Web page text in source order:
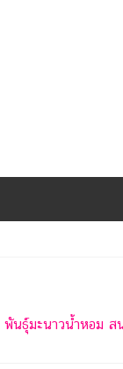
พันธุ์มะนาวน้ำหอม ส